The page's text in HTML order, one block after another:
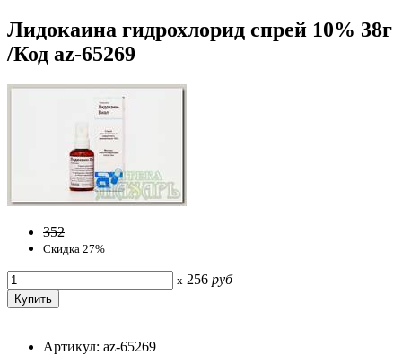
Лидокаина гидрохлорид спрей 10% 38г
/Код az-65269
352
Скидка 27%
x 256 руб
Артикул: az-65269